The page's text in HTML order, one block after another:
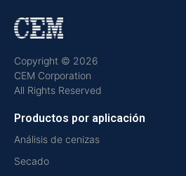
Copyright © 2026
CEM Corporation
All Rights Reserved
Productos por aplicación
Análisis de cenizas
Secado